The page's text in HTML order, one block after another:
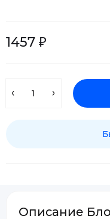
1457 ₽
Описание